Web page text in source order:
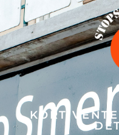
KORT